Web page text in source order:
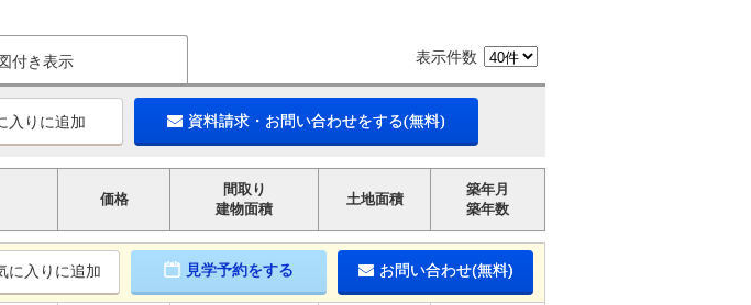
付き表示 表示件数
入りに追加 資料請求・お問い合わせをする(無料)
価格
間取り
建物面積
土地面積
築年月
築年数
に入りに追加 見学予約をする お問い合わせ(無料)